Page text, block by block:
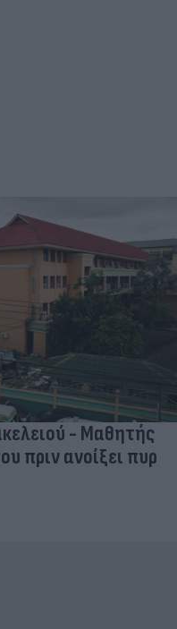
- Μαθητής
πριν ανοίξει πυρ